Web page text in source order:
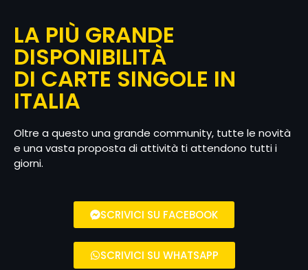
LA PIÙ GRANDE
DISPONIBILITÀ
DI CARTE SINGOLE IN
ITALIA
Oltre a questo una grande community, tutte le novità
e una vasta proposta di attività ti attendono tutti i
giorni.
SCRIVICI SU FACEBOOK
SCRIVICI SU WHATSAPP